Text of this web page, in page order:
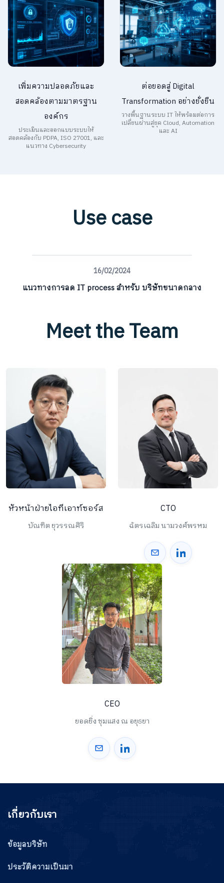
เพิ่มความปลอดภัยและ
สอดคล้องตามมาตรฐาน
องค์กร
ประเมินและออกแบบระบบให้
สอดคล้องกับ PDPA, ISO 27001, และ
แนวทาง Cybersecurity
ต่อยอดสู่ Digital
Transformation อย่างยั่งยืน
วางพื้นฐานระบบ IT ให้พร้อมต่อการ
เปลี่ยนผ่านสู่ยุค Cloud, Automation
และ AI
Use case
16/02/2024
แนวทางการลด IT process สำหรับ บริษัทขนาดกลาง
Meet the Team
หัวหน้าฝ่ายไอทีเอาท์ซอร์ส
บัณฑิต ยุวรรณศิริ
CTO
ฉ้ตรเฉลิม นามวงศ์พรหม
CEO
ยอดยิ่ง ชุมแสง ณ อยุธยา
เกี่ยวกับเรา
ข้อมูลบริษัท
ประวัติความเป็นมา